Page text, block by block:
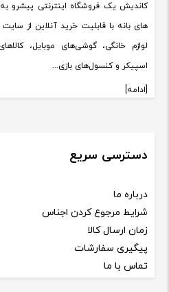
کاندیش یک فروشگاه اینترنتی پیشرو
های بانه با قابلیت خرید آنلاین از
لوازم خانگی، گوشی‌های موبایل،
اسپیکر و کنسول‌های بازی...
[ادامه]
دسترسی سریع
درباره ما
شرایط مرجوع کردن اجناس
زمان ارسال کالا
پیگیری سفارشات
تماس با ما